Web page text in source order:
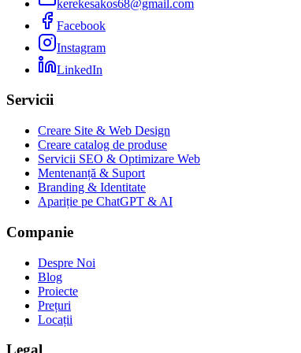
kerekesakos68@gmail.com
Facebook
Instagram
LinkedIn
Servicii
Creare Site & Web Design
Creare catalog de produse
Servicii SEO & Optimizare Web
Mentenanță & Suport
Branding & Identitate
Apariție pe ChatGPT & AI
Companie
Despre Noi
Blog
Proiecte
Prețuri
Locații
Legal